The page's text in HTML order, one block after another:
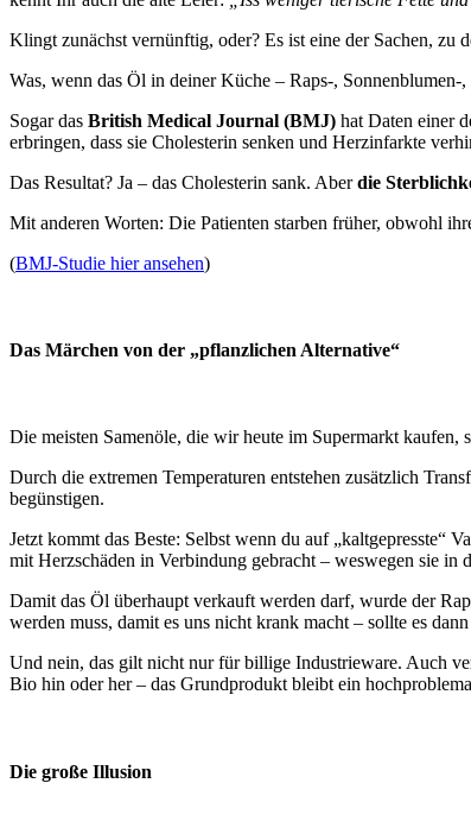
Klingt zunächst vernünftig, oder? Es ist eine der Sachen, zu
Was, wenn das Öl in deiner Küche – Raps-,
Sogar das British Medical Journal (BMJ) hat Daten einer
erbringen, dass sie Cholesterin senken und Herzinfarkte
Das Resultat? Ja – das Cholesterin sank. Aberdie
Mit anderen Worten: Die Patienten starben früher, obwohl
(BMJ-Studie hier ansehen)
Das Märchen von der „pflanzlichen Alternative“
Die meisten Samenöle, die wir heute im Supermarkt kaufen,
Durch die extremen Temperaturen entstehen zusätzlich
begünstigen.
Jetzt kommt das Beste: Selbst wenn du auf „kaltgepresste“
mit Herzschäden in Verbindung gebracht – weswegen sie
Damit das Öl überhaupt verkauft werden darf, wurde der
werden muss, damit es uns nicht krank macht – sollte es
Und nein, das gilt nicht nur für billige Industrieware. Auch
Bio hin oder her – das Grundprodukt bleibt ein
Die große Illusion